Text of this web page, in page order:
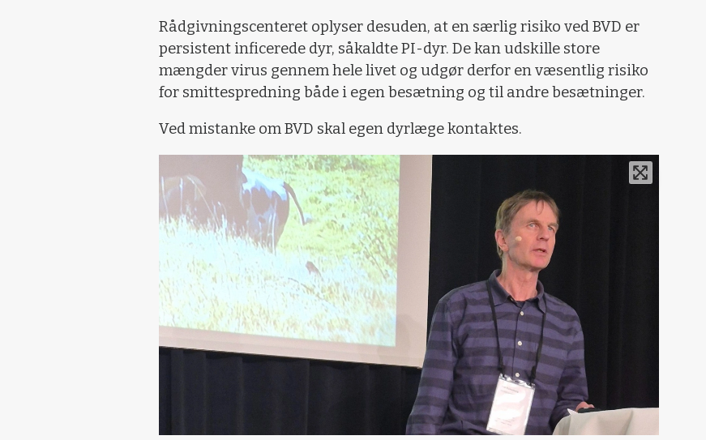
Rådgivningscenteret oplyser desuden, at en særlig risiko ved BVD er
persistent inficerede dyr, såkaldte PI-dyr. De kan udskille store
mængder virus gennem hele livet og udgør derfor en væsentlig risiko
for smittespredning både i egen besætning og til andre besætninger.
Ved mistanke om BVD skal egen dyrlæge kontaktes.